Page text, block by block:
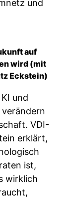
und
auf
wird (mit
Eckstein)
und
VDI-
erklärt,
ist,
wirklich